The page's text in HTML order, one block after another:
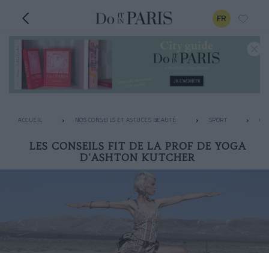
FR
ACCUEIL NOS CONSEILS ET ASTUCES BEAUTÉ SPORT
LES CONSEILS FIT DE LA PROF DE YOGA
D'ASHTON KUTCHER